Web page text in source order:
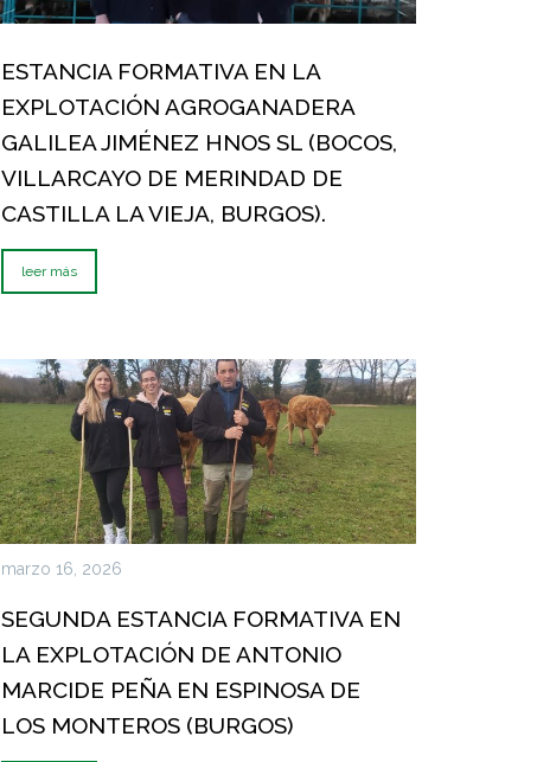
ESTANCIA FORMATIVA EN LA
EXPLOTACIÓN AGROGANADERA
GALILEA JIMÉNEZ HNOS SL (BOCOS,
VILLARCAYO DE MERINDAD DE
CASTILLA LA VIEJA, BURGOS).
leer más
marzo 16, 2026
SEGUNDA ESTANCIA FORMATIVA EN
LA EXPLOTACIÓN DE ANTONIO
MARCIDE PEÑA EN ESPINOSA DE
LOS MONTEROS (BURGOS)